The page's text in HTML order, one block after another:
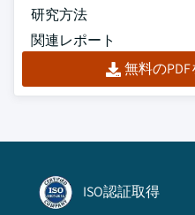
研究方法
関連レポート
無料の
ISO認証取得